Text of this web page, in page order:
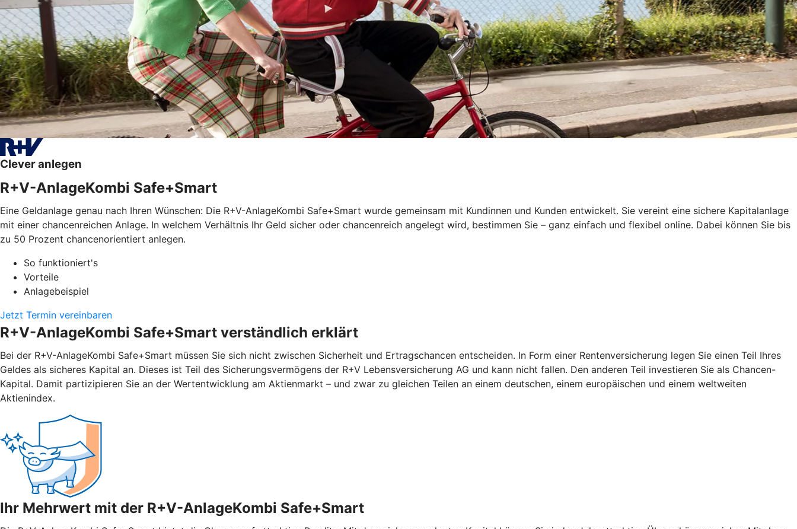
Clever anlegen
R+V-AnlageKombi Safe+Smart
Eine Geldanlage genau nach Ihren Wünschen: Die R+V-AnlageKombi Safe+Smart wurde gemeinsam mit Kundinnen und Kunden entwickelt. Sie vereint eine sichere Kapitalanlage
mit einer chancenreichen Anlage. In welchem Verhältnis Ihr Geld sicher oder chancenreich angelegt wird, bestimmen Sie – ganz einfach und flexibel online. Dabei können Sie bis
zu 50 Prozent chancenorientiert anlegen.
So funktioniert's
Vorteile
Anlagebeispiel
Jetzt Termin vereinbaren
R+V-AnlageKombi Safe+Smart verständlich erklärt
Bei der R+V-AnlageKombi Safe+Smart müssen Sie sich nicht zwischen Sicherheit und Ertragschancen entscheiden. In Form einer Rentenversicherung legen Sie einen Teil Ihres
Geldes als sicheres Kapital an. Dieses ist Teil des Sicherungsvermögens der R+V Lebensversicherung AG und kann nicht fallen. Den anderen Teil investieren Sie als Chancen-
Kapital. Damit partizipieren Sie an der Wertentwicklung am Aktienmarkt – und zwar zu gleichen Teilen an einem deutschen, einem europäischen und einem weltweiten
Aktienindex.
Ihr Mehrwert mit der R+V-AnlageKombi Safe+Smart